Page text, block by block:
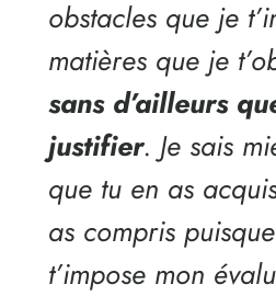
obstacles que je
matières que je
sans d’ailleurs
justifier. Je sais
que tu en as
as compris puisque
t’impose mon